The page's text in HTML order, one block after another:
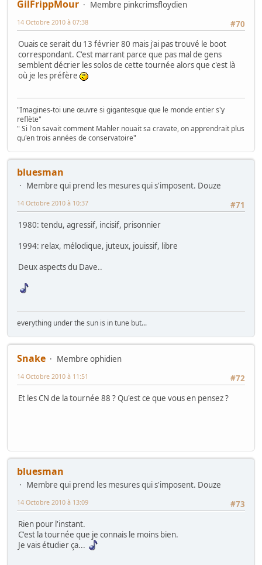
GilFrippMour
Membre pinkcrimsfloydien
#70
14 Octobre 2010 à 07:38
Ouais ce serait du 13 février 80 mais j'ai pas trouvé le boot
correspondant. C'est marrant parce que pas mal de gens
semblent décrier les solos de cette tournée alors que c'est là
où je les préfère
"Imagines-toi une œuvre si gigantesque que le monde entier s'y
reflète"
" Si l'on savait comment Mahler nouait sa cravate, on apprendrait plus
qu'en trois années de conservatoire"
bluesman
Membre qui prend les mesures qui s'imposent. Douze
#71
14 Octobre 2010 à 10:37
1980: tendu, agressif, incisif, prisonnier
1994: relax, mélodique, juteux, jouissif, libre
Deux aspects du Dave..
everything under the sun is in tune but...
Snake
Membre ophidien
#72
14 Octobre 2010 à 11:51
Et les CN de la tournée 88 ? Qu'est ce que vous en pensez ?
bluesman
Membre qui prend les mesures qui s'imposent. Douze
#73
14 Octobre 2010 à 13:09
Rien pour l'instant.
C'est la tournée que je connais le moins bien.
Je vais étudier ça...